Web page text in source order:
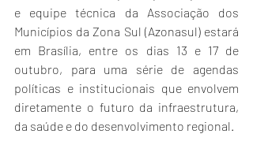
e equipe técnica da Associação dos
Municípios da Zona Sul (Azonasul) estará
em Brasília, entre os dias 13 e 17 de
outubro, para uma série de agendas
políticas e institucionais que envolvem
diretamente o futuro da infraestrutura,
da saúde e do desenvolvimento regional.